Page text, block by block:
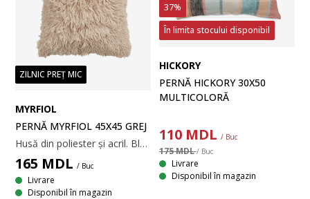
ZILNIC PREȚ MIC
MYRFIOL
PERNĂ MYRFIOL 45X45 GREJ
Husă din poliester și acril. Blană artificială. 40x40 cm
165 MDL / Buc
Livrare
Disponibil în magazin
37%
În limita stocului disponibil
HICKORY
PERNĂ HICKORY 30X50
MULTICOLORĂ
110 MDL / Buc
175 MDL/ Buc
Livrare
Disponibil în magazin